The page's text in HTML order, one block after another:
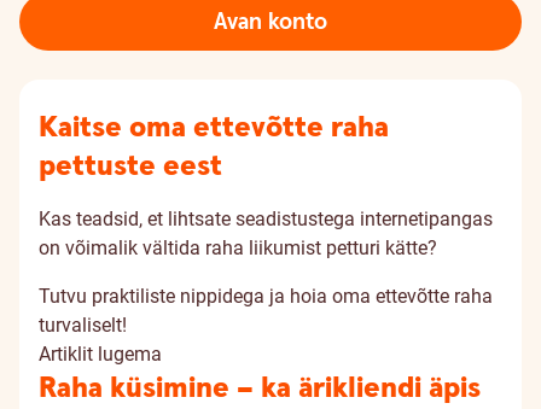
Avan konto
Kaitse oma ettevõtte raha
pettuste eest
Kas teadsid, et lihtsate seadistustega internetipangas
on võimalik vältida raha liikumist petturi kätte?
Tutvu praktiliste nippidega ja hoia oma ettevõtte raha
turvaliselt!
Artiklit lugema
Raha küsimine – ka ärikliendi äpis